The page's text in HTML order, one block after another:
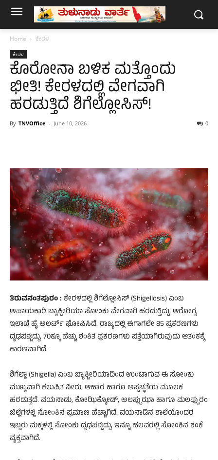
Home ಕೇರಳ
ಕೇರಳ
ಕೊರೋನಾ ಬಳಿಕ ಮತ್ತೊಂದು
ಭೀತಿ! ಕೇರಳದಲ್ಲಿ ವೇಗವಾಗಿ
ಹರಡುತ್ತಿದೆ ಶಿಗೆಲ್ಲೋಸಿಸ್!
By TNVOffice - June 10, 2026 0
ತಿರುವನಂತಪುರಂ : ಕೇರಳದಲ್ಲಿ ಶಿಗೆಲ್ಲೋಸಿಸ್ (Shigellosis) ಎಂಬ
ಅಪಾಯಕಾರಿ ಬ್ಯಾಕ್ಟೀರಿಯಾ ಸೋಂಕು ವೇಗವಾಗಿ ಹರಡುತ್ತಿದ್ದು, ಆರೋಗ್ಯ
ಇಲಾಖೆ ಹೈ ಅಲರ್ಟ್ ಘೋಷಿಸಿದೆ. ರಾಜ್ಯದಲ್ಲಿ ಈಗಾಗಲೇ 85 ಪ್ರಕರಣಗಳು
ದೃಢಪಟ್ಟಿದ್ದು, 70ಕ್ಕೂ ಹೆಚ್ಚು ಶಂಕಿತ ಪ್ರಕರಣಗಳು ಪತ್ತೆಯಾಗಿರುವುದು ಆತಂಕಕ್ಕೆ
ಕಾರಣವಾಗಿದೆ.
ಶಿಗೆಲ್ಲಾ (Shigella) ಎಂಬ ಬ್ಯಾಕ್ಟೀರಿಯಾದಿಂದ ಉಂಟಾಗುವ ಈ ಸೋಂಕು
ಮುಖ್ಯವಾಗಿ ಕಲುಷಿತ ನೀರು, ಆಹಾರ ಹಾಗೂ ಅಸ್ವಚ್ಛತೆಯ ಮೂಲಕ
ಹರಡುತ್ತದೆ. ವಯನಾಡು, ಕೋಝಿಕ್ಕೋಡ್, ಅಲಪ್ಪುಝಾ ಹಾಗೂ ಮಲಪ್ಪುರಂ
ಜಿಲ್ಲೆಗಳಲ್ಲಿ ಸೋಂಕಿನ ಪ್ರಮಾಣ ಹೆಚ್ಚಾಗಿದೆ. ವಯನಾಡಿನ ಶಾಲೆಯೊಂದರ
ಇಬ್ಬರು ಮಕ್ಕಳಲ್ಲಿ ಸೋಂಕು ದೃಢಪಟ್ಟಿದ್ದು, ಇನ್ನೂ ಹಲವರಲ್ಲಿ ಸೋಂಕಿನ ಶಂಕೆ
ವ್ಯಕ್ತವಾಗಿದೆ.